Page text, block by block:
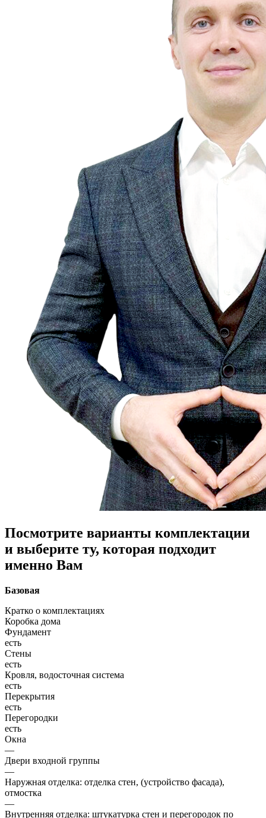
Посмотрите варианты комплектации
и выберите ту, которая подходит
именно Вам
Базовая
Кратко о комплектациях
Коробка дома
Фундамент
есть
Стены
есть
Кровля, водосточная система
есть
Перекрытия
есть
Перегородки
есть
Окна
—
Двери входной группы
—
Наружная отделка: отделка стен, (устройство фасада),
отмостка
—
Внутренняя отделка: штукатурка стен и перегородок по